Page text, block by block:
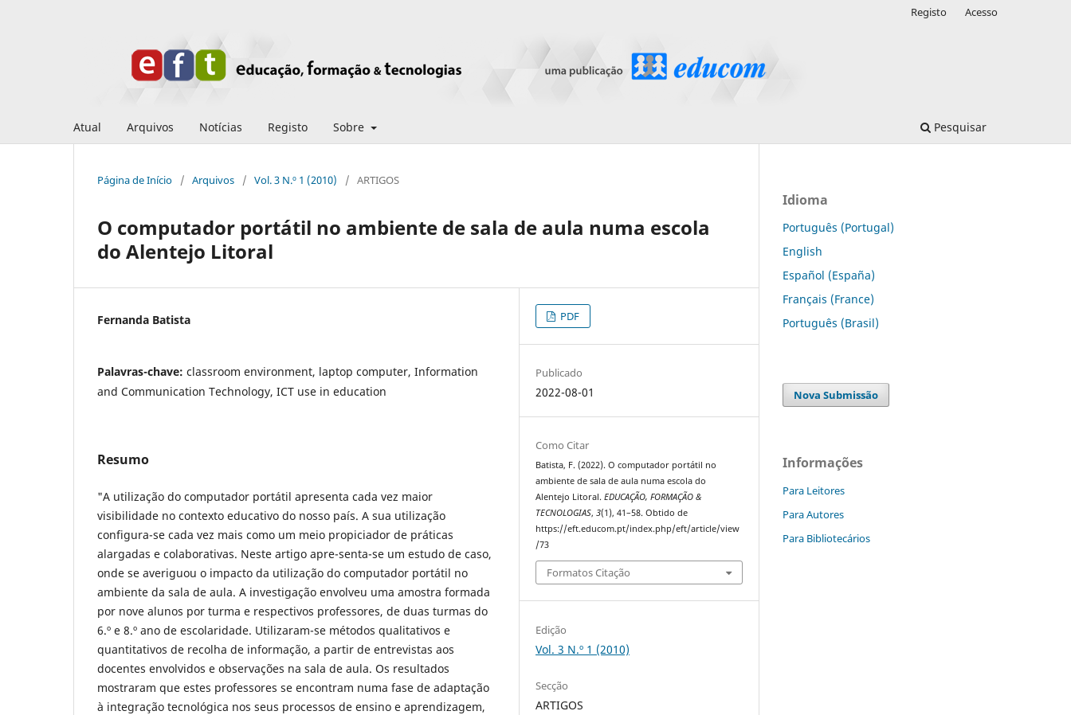
Atual Arquivos Notícias Registo Sobre Pesquisar
Registo Acesso
Página de Início / Arquivos / Vol. 3 N.º 1 (2010) / ARTIGOS
O computador portátil no ambiente de sala de aula numa escola
do Alentejo Litoral
Fernanda Batista
Palavras-chave: classroom environment, laptop computer, Information
and Communication Technology, ICT use in education
Resumo
"A utilização do computador portátil apresenta cada vez maior
visibilidade no contexto educativo do nosso país. A sua utilização
configura-se cada vez mais como um meio propiciador de práticas
alargadas e colaborativas. Neste artigo apre-senta-se um estudo de caso,
onde se averiguou o impacto da utilização do computador portátil no
ambiente da sala de aula. A investigação envolveu uma amostra formada
por nove alunos por turma e respectivos professores, de duas turmas do
6.º e 8.º ano de escolaridade. Utilizaram-se métodos qualitativos e
quantitativos de recolha de informação, a partir de entrevistas aos
docentes envolvidos e observações na sala de aula. Os resultados
mostraram que estes professores se encontram numa fase de adaptação
à integração tecnológica nos seus processos de ensino e aprendizagem,
PDF
Publicado
2022-08-01
Como Citar
Batista, F. (2022). O computador portátil no
ambiente de sala de aula numa escola do
Alentejo Litoral.EDUCAÇÃO, FORMAÇÃO &
TECNOLOGIAS,3(1), 41–58. Obtido de
https://eft.educom.pt/index.php/eft/article/view
/73
Formatos Citação
Edição
Vol. 3 N.º 1 (2010)
Secção
ARTIGOS
Idioma
Português (Portugal)
English
Español (España)
Français (France)
Português (Brasil)
Nova Submissão
Informações
Para Leitores
Para Autores
Para Bibliotecários